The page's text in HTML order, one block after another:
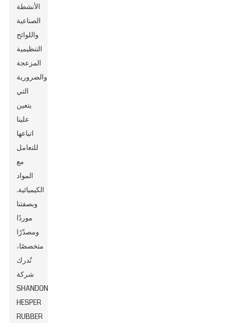
الأنشطة
الصناعية
واللوائح
التنظيمية
المزعجة
والضرورية
التي
يتعين
علينا
اتباعها
للتعامل
مع
المواد
الكيميائية.
وبصفتنا
موردًا
ومصدّرًا
متخصصًا،
تُدرك
شركة
SHANDONG
HESPER
RUBBER